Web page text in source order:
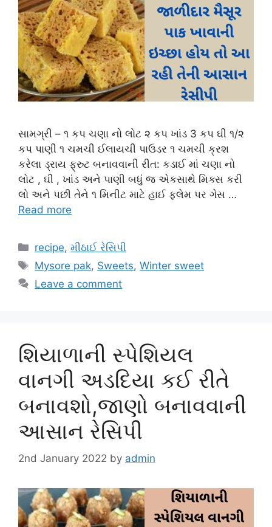
સામગ્રી – ૧ કપ ચણા નો લોટ ૨ કપ ખાંડ 3 કપ ઘી ૧/૨
કપ પાણી ૧ ચમચી ઈલાયચી પાઉડર ૧ ચમચી ક્રશ
કરેલા ડ્રાય ફ્રુટ બનાવવાની રીત: કડાઈ માં ચણા નો
લોટ , ઘી , ખાંડ અને પાણી બધું જ એકસાથે મિક્સ કરી
લો અને પછી તેને ૧ મિનીટ માટે હાઈ ફ્લેમ પર ગેસ …
Read more
Categories
recipe,મીઠાઈ રેસિપી
Tags
Mysore pak, Sweets,Winter sweet
Leave a comment
શિયાળાની સ્પેશિયલ
વાનગી અડદિયા કઈ રીતે
બનાવશો,જાણો બનાવવાની
આસાન રેસિપી
2nd January 2022 by admin